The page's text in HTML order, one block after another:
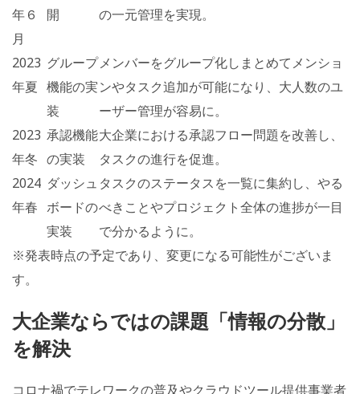
年６
月
開
の一元管理を実現。
2023
年夏
グループ
機能の実
装
メンバーをグループ化しまとめてメンショ
ンやタスク追加が可能になり、大人数のユ
ーザー管理が容易に。
2023
年冬
承認機能
の実装
大企業における承認フロー問題を改善し、
タスクの進行を促進。
2024
年春
ダッシュ
ボードの
実装
タスクのステータスを一覧に集約し、やる
べきことやプロジェクト全体の進捗が一目
で分かるように。
※発表時点の予定であり、変更になる可能性がございま
す。
大企業ならではの課題「情報の分散」
を解決
コロナ禍でテレワークの普及やクラウドツール提供事業者